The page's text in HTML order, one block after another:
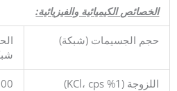
الخصائص الكيميائية والفيزيائية:
حجم الجسيمات (شبكة)
اللزوجة (1% KCl، cps)